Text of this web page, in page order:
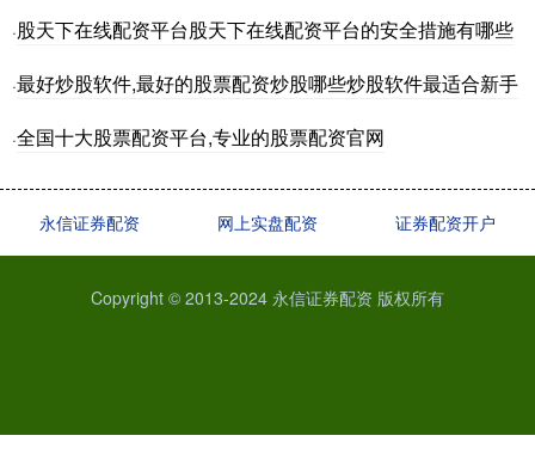
·股天下在线配资平台股天下在线配资平台的安全措施有哪些
·最好炒股软件,最好的股票配资炒股哪些炒股软件最适合新手
·全国十大股票配资平台,专业的股票配资官网
永信证券配资 网上实盘配资 证券配资开户
Copyright © 2013-2024 永信证券配资 版权所有